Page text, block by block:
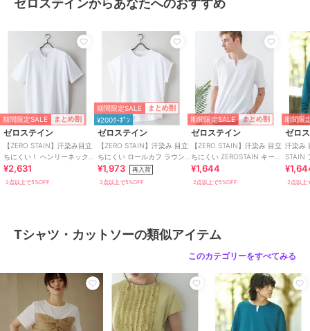
ャツ､ワイド系のカーゴパンツ､細身のスキニーパンツと合わせた韓国
ルーズシルエットのスタジャンやコーチジャケット､トラックジャケ
ット､スウェットパンツと合わせたスポーツMIX古着系スタイルも◎
オーバーサイズのブルゾンやストライプシャツ､センタープレスパン
ツ､フレアパンツ､スラックスと合わせれば大人のキレイめカジュアル
定番のデニムジャケットやナイロンジャケット､デニムパンツ､チノパ
ンなどのベーシックアイテムとも相性抜群｡
靴は、スニーカーはもちろん､ローファーやブーツのような革靴でも
OK｡
バックパック､トートバッグ､ショルダーバッグ､キャップ､バケットハ
ット､スマホショルダー､チェーンアクセなどの小物と合わせればワン
ランク上のコーデが完成｡
【JEANS MATE/ジーンズメイト】
ジーンズを中心としたリーズナブルなカジュアルウェアを豊富に取り
いつでも、誰でも気軽に楽しく、安心して買い物ができるショップで
ゼロステインからあなたへのおすすめ
期間限定SALE まとめ割
ゼロステイン
【ZERO STAIN】汗染み目立
ちにくい！ ヘンリーネックT
シャツ 防汚 UVカット
¥2,631
2点以上で5%OFF
期間限定SALE まとめ割
¥200ｸｰﾎﾟﾝ
ゼロステイン
【ZERO STAIN】汗染み 目立
ちにくい ロールカフ ラウン
ドヘムTEE
¥1,973 再入荷
2点以上で5%OFF
期間限定SALE まとめ割
ゼロステイン
【ZERO STAIN】汗染み 目立
ちにくい ZEROSTAIN キーネ
ック Tシャツ
¥1,644
2点以上で5%OFF
期間限
ゼロ
汗染み
STAIN
ビッグ
2点以上
Tシャツ・カットソーの類似アイテム
このカテゴリーをすべてみる